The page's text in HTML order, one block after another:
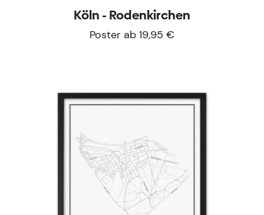
Köln - Rodenkirchen
Poster ab 19,95 €